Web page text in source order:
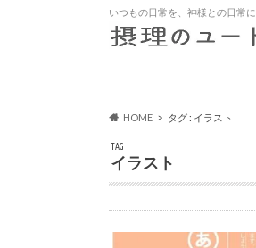
いつもの日常を、神様との日常に
HOME タグ : イラスト
TAG
イラスト